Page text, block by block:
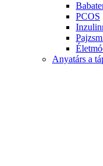
PCOS
Anyatárs a